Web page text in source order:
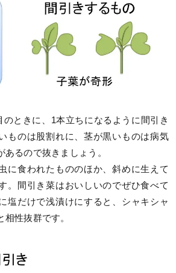
ときに、1本立ちになるように間引き
ものは股割れに、茎が黒いものは病気
るので抜きましょう。
に食われたもののほか、斜めに生えて
。間引き菜はおいしいのでぜひ食べて
塩だけで浅漬けにすると、シャキシャ
性抜群です。